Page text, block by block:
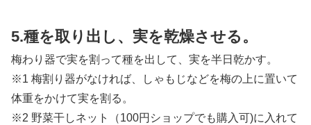
5.種を取り出し、実を乾燥させる。
梅わり器で実を割って種を出して、実を半日乾かす。
※1 梅割り器がなければ、しゃもじなどを梅の上に置いて
体重をかけて実を割る。
※2 野菜干しネット（100円ショップでも購入可)に入れて